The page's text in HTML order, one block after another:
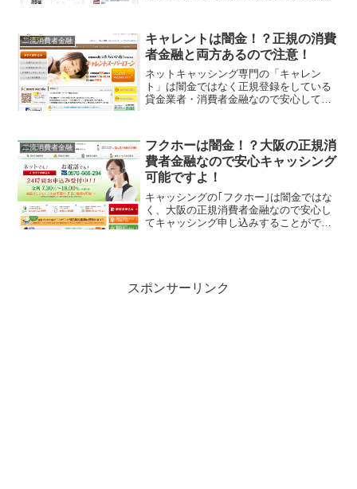
者金融とは違う二流の貸金業者ですが、
コツコツと真面目に営業し...
二流消費者金融
キャレントは闇金！？正規の消費
者金融と両方あるので注意！
ネットキャッシング専門の「キャレン
ト」は闇金ではなく正規登録をしている
貸金業者・消費者金融なので安心して申
るキャレントは、大手消費者金融の審査
に落ちてしまった方でも融...
二流消費者金融
フクホーは闇金！？大阪の正規消
費者金融なので安心キャッシング
可能ですよ！
キャッシングの｢フクホー｣は闇金ではな
く、大阪の正規消費者金融なので安心し
てキャッシング申し込みすることができ
スポンサーリンク